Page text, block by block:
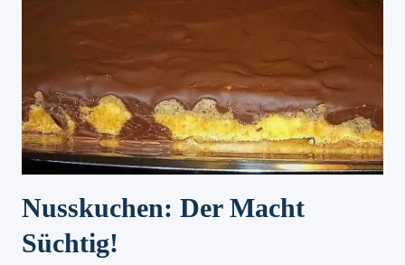
Nusskuchen: Der Macht
Süchtig!